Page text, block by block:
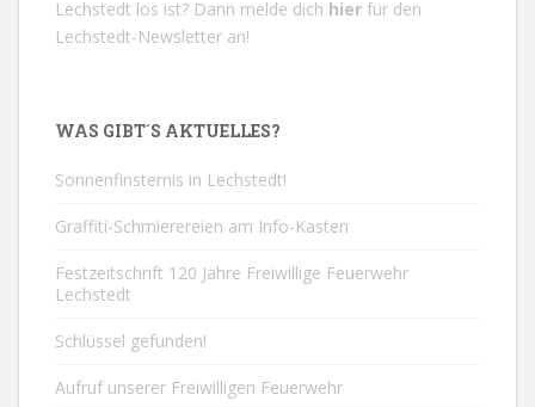
Lechstedt los ist? Dann melde dich hier für den
Lechstedt-Newsletter an!
WAS GIBT´S AKTUELLES?
Sonnenfinsternis in Lechstedt!
Graffiti-Schmierereien am Info-Kasten
Festzeitschrift 120 Jahre Freiwillige Feuerwehr
Lechstedt
Schlüssel gefunden!
Aufruf unserer Freiwilligen Feuerwehr